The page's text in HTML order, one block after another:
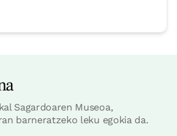
Sagardoaren Museoa,
barneratzeko leku egokia da.